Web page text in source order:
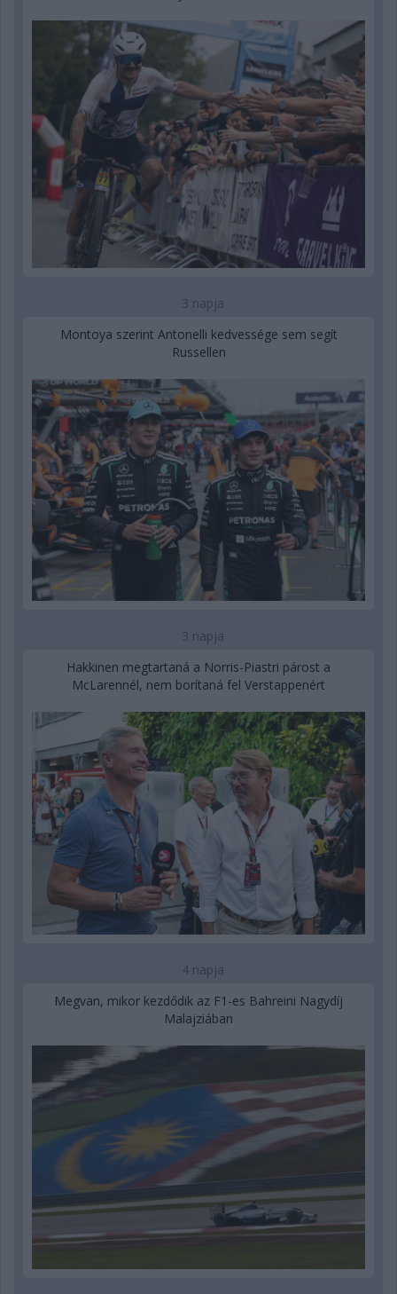
3 napja
Montoya szerint Antonelli kedvessége sem segít
Russellen
3 napja
Hakkinen megtartaná a Norris-Piastri párost a
McLarennél, nem borítaná fel Verstappenért
4 napja
Megvan, mikor kezdődik az F1-es Bahreini Nagydíj
Malajziában